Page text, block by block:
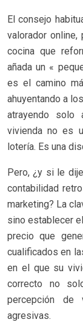
El consejo
valorador
cocina que
añada un «
es el camino
ahuyentando a
atrayendo solo
vivienda no es
lotería. Es una
Pero, ¿y si le
contabilidad
marketing? La
sino establecer
precio que
cualificados en
en el que su
correcto no
percepción de
agresivas.